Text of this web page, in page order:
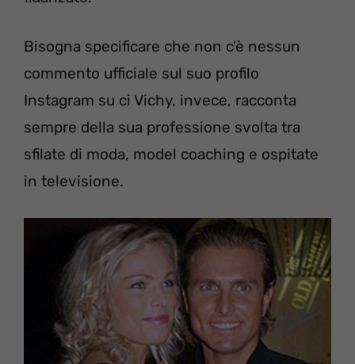
Bisogna specificare che non c’è nessun
commento ufficiale sul suo profilo
Instagram su ci Vichy, invece, racconta
sempre della sua professione svolta tra
sfilate di moda, model coaching e ospitate
in televisione.